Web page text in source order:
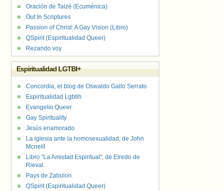
Oración de Taizé (Ecuménica)
Out In Scriptures
Passion of Christ: A Gay Vision (Libro)
QSpirit (Espiritualidad Queer)
Rezando voy
Espiritualidad LGTBI+
Concordia, el blog de Oswaldo Gallo Serrato
Espiritualidad Lgbtih
Evangelio Queer.
Gay Spirituality
Jesús enamorado
La iglesia ante la homosexualidad, de John
Mcneill
Libro "La Amistad Espiritual", de Elredo de
Rieval.
Pays de Zabulon
QSpirit (Espiritualidad Queer)